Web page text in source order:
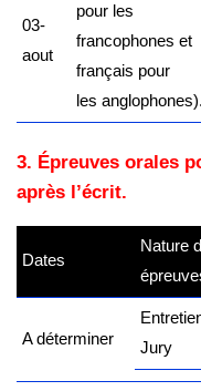
03-
aout
pour les
francophones et
français pour
les anglophones).
3. Épreuves orales
après l’écrit.
Dates
Nature
A déterminer
Jury